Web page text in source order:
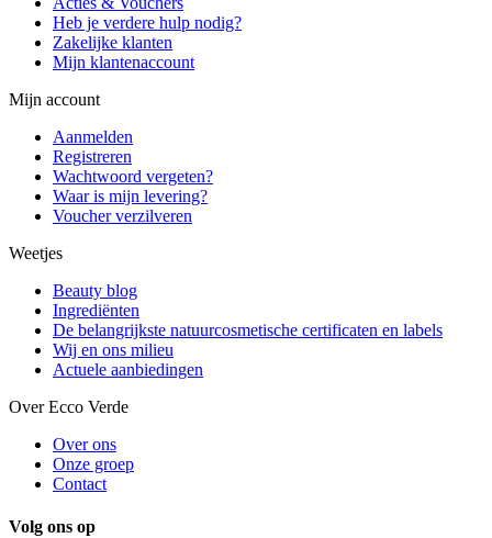
Heb je verdere hulp nodig?
Zakelijke klanten
Mijn klantenaccount
Mijn account
Aanmelden
Registreren
Wachtwoord vergeten?
Waar is mijn levering?
Voucher verzilveren
Weetjes
Beauty blog
Ingrediënten
De belangrijkste natuurcosmetische certificaten en labels
Wij en ons milieu
Actuele aanbiedingen
Over Ecco Verde
Over ons
Onze groep
Contact
Volg ons op